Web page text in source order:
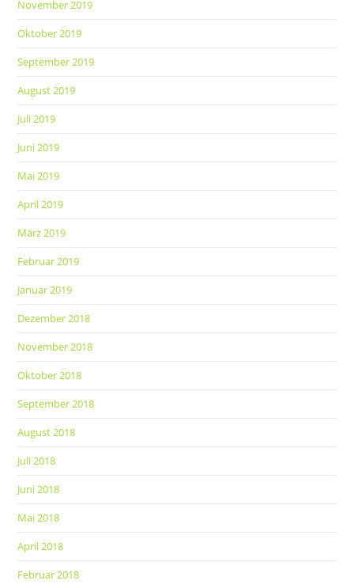
November 2019
Oktober 2019
September 2019
August 2019
Juli 2019
Juni 2019
Mai 2019
April 2019
März 2019
Februar 2019
Januar 2019
Dezember 2018
November 2018
Oktober 2018
September 2018
August 2018
Juli 2018
Juni 2018
Mai 2018
April 2018
Februar 2018